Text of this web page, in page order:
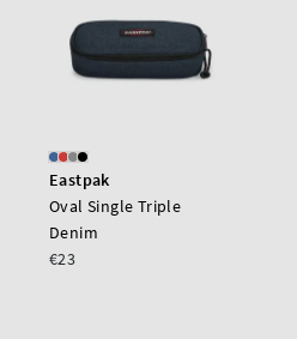
Eastpak
Oval Single Triple
Denim
€23